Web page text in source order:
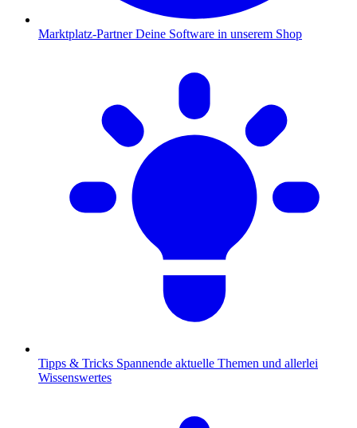
Marktplatz-Partner Deine Software in unserem Shop
Tipps & Tricks Spannende aktuelle Themen und allerlei
Wissenswertes